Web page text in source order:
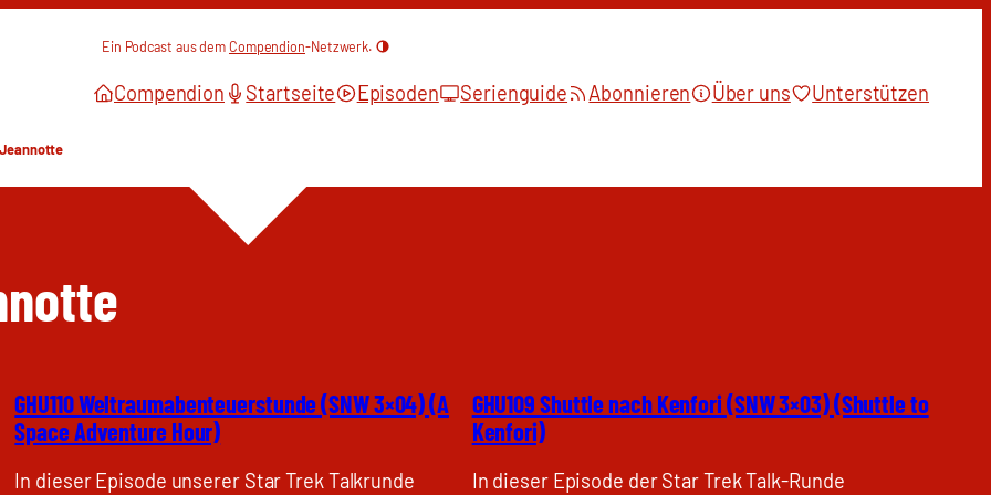
Ein Podcast aus dem Compendion-Netzwerk.
Compendion Startseite Episoden Serienguide Abonnieren Über uns Unterstützen
GHU110 Weltraumabenteuerstunde (SNW 3×04) (A
Space Adventure Hour)
In dieser Episode unserer Star Trek Talkrunde
GHU109 Shuttle nach Kenfori (SNW 3×03) (Shuttle to
Kenfori)
In dieser Episode der Star Trek Talk-Runde